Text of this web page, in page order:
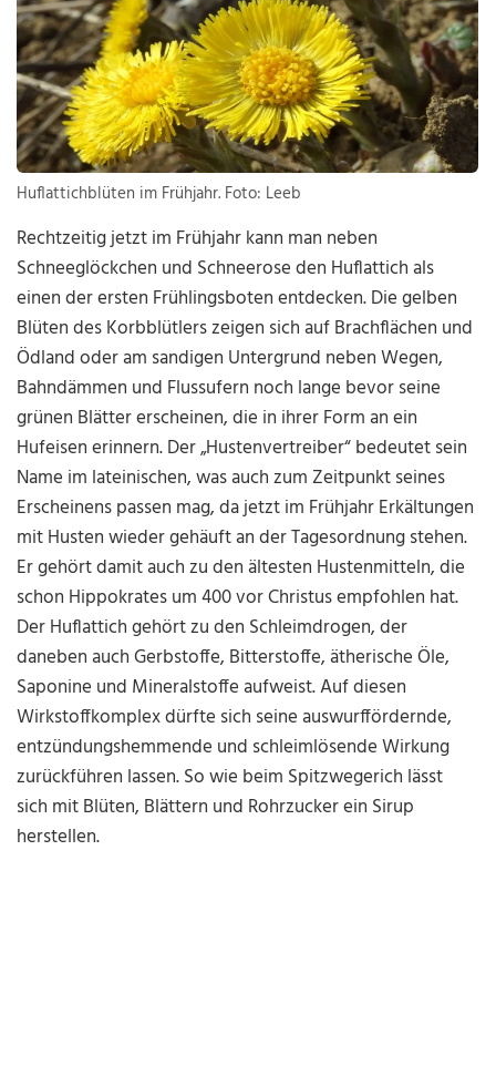
Huflattichblüten im Frühjahr. Foto: Leeb
Rechtzeitig jetzt im Frühjahr kann man neben
Schneeglöckchen und Schneerose den Huflattich als
einen der ersten Frühlingsboten entdecken. Die gelben
Blüten des Korbblütlers zeigen sich auf Brachflächen und
Ödland oder am sandigen Untergrund neben Wegen,
Bahndämmen und Flussufern noch lange bevor seine
grünen Blätter erscheinen, die in ihrer Form an ein
Hufeisen erinnern. Der „Hustenvertreiber“ bedeutet sein
Name im lateinischen, was auch zum Zeitpunkt seines
Erscheinens passen mag, da jetzt im Frühjahr Erkältungen
mit Husten wieder gehäuft an der Tagesordnung stehen.
Er gehört damit auch zu den ältesten Hustenmitteln, die
schon Hippokrates um 400 vor Christus empfohlen hat.
Der Huflattich gehört zu den Schleimdrogen, der
daneben auch Gerbstoffe, Bitterstoffe, ätherische Öle,
Saponine und Mineralstoffe aufweist. Auf diesen
Wirkstoffkomplex dürfte sich seine auswurffördernde,
entzündungshemmende und schleimlösende Wirkung
zurückführen lassen. So wie beim Spitzwegerich lässt
sich mit Blüten, Blättern und Rohrzucker ein Sirup
herstellen.